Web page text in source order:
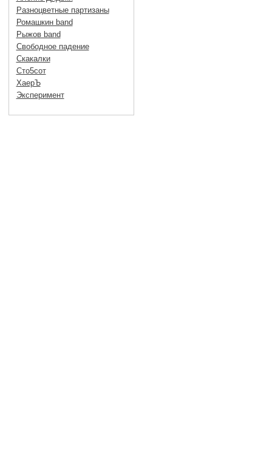
Разноцветные партизаны
Ромашкин band
Рыжов band
Свободное падение
Скакалки
Сто5сот
ХаерЪ
Эксперимент